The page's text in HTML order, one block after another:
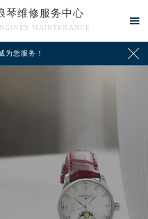
琴维修服务中心
MAINTENANCE

为您服务！ 